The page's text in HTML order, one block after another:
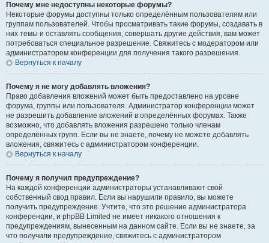
Почему мне недоступны некоторые форумы?
Некоторые форумы доступны только определённым пользователям или
группам пользователей. Чтобы просматривать такие форумы, создавать в
них темы и оставлять сообщения, совершать другие действия, вам может
потребоваться специальное разрешение. Свяжитесь с модератором или
администратором конференции для получения такого разрешения.
Вернуться к началу
Почему я не могу добавлять вложения?
Право добавления вложений может быть предоставлено на уровне
форума, группы или пользователя. Администратор конференции может
не разрешить добавление вложений в определённых форумах. Также
возможно, что добавлять вложения разрешено только членам
определённых групп. Если вы не знаете, почему не можете добавлять
вложения, свяжитесь с администратором конференции.
Вернуться к началу
Почему я получил предупреждение?
На каждой конференции администраторы устанавливают свой
собственный свод правил. Если вы нарушили правило, вы можете
получить предупреждение. Учтите, что это решение администратора
конференции, и phpBB Limited не имеет никакого отношения к
предупреждениям, вынесенным на данном сайте. Если вы не знаете, за
что получили предупреждение, свяжитесь с администратором